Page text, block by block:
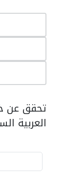
تحقق عن
العربية